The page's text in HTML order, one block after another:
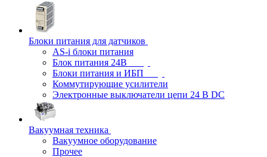
Блоки питания для датчиков
AS-i блоки питания
Блок питания 24В
Блоки питания и ИБП
Коммутирующие усилители
Электронные выключатели цепи 24 В DC
Вакуумная техника
Вакуумное оборудование
Прочее